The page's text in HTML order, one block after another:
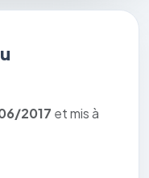
2017 et mis à